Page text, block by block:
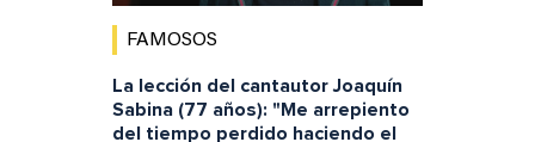
FAMOSOS
La lección del cantautor Joaquín
Sabina (77 años): "Me arrepiento
del tiempo perdido haciendo el